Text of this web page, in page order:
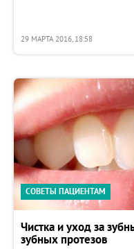
29 МАРТА 2016, 18:58
СОВЕТЫ ПАЦИЕНТАМ
Чистка и уход за
зубных протезов